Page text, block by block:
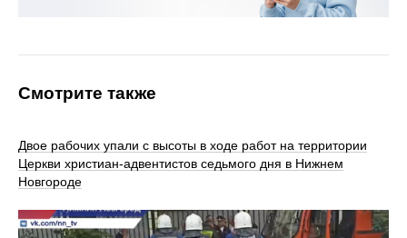
Смотрите также
Двое рабочих упали с высоты в ходе работ на территории
Церкви христиан‑адвентистов седьмого дня в Нижнем
Новгороде